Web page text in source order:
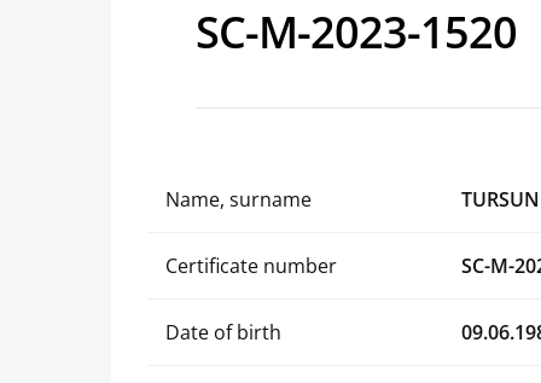
SC-M-2023-1520
Name, surname
Certificate number SC-M-
Date of birth